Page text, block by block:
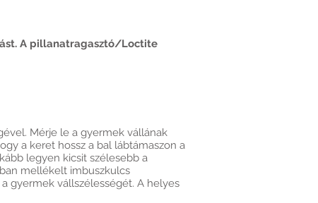
A pillanatragasztó/Loctite
Mérje le a gyermek vállának
a keret hossz a bal lábtámaszon a
legyen kicsit szélesebb a
mellékelt imbuszkulcs
gyermek vállszélességét. A helyes